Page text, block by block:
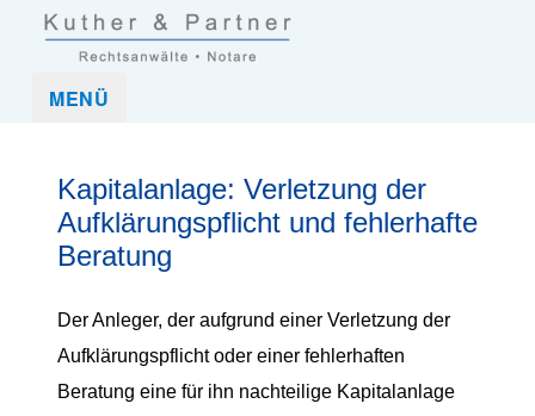
Kuther und Partner Rechtsanwaltskanzlei und Notar in Frankfurt
Kuther & Partner ist eine Anwaltskanzlei, die mittelständische
MENÜ
Kapitalanlage: Verletzung der
Aufklärungspflicht und fehlerhafte
Beratung
Der Anleger, der aufgrund einer Verletzung der
Aufklärungspflicht oder einer fehlerhaften
Beratung eine für ihn nachteilige Kapitalanlage